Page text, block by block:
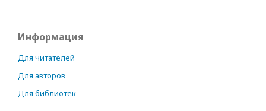
Информация
Для читателей
Для авторов
Для библиотек